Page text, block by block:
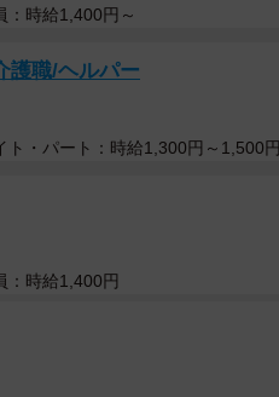
：時給1,400円～
護職/ヘルパー
ト・パート：時給1,300円～1,500円
：時給1,400円